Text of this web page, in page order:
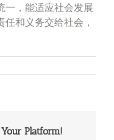
一，能适应社会发展
和义务交给社会，
Platform!